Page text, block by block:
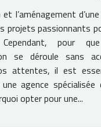
à une agence
?
l’aménagement
projets passionnants
Cependant, pour
se déroule sans
attentes, il est
agence spécialisée
opter pour une...